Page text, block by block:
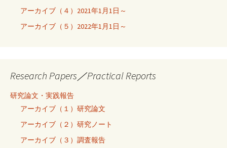
アーカイブ（４）2021年1月1日～
アーカイブ（５）2022年1月1日～
Research Papers／Practical Reports
研究論文・実践報告
アーカイブ（１）研究論文
アーカイブ（２）研究ノート
アーカイブ（３）調査報告